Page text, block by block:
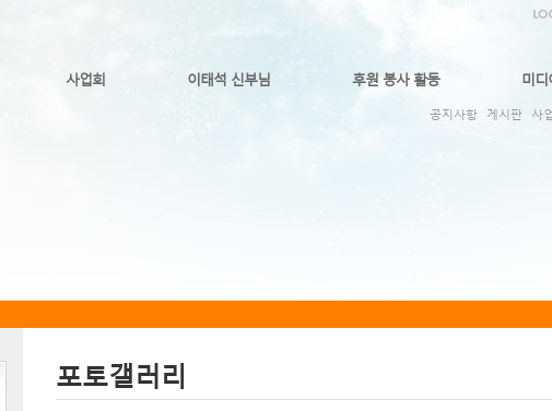
사업회 이태석 신부님 후원 봉사 활동 미디
공지사항 게시판 사
포토갤러리